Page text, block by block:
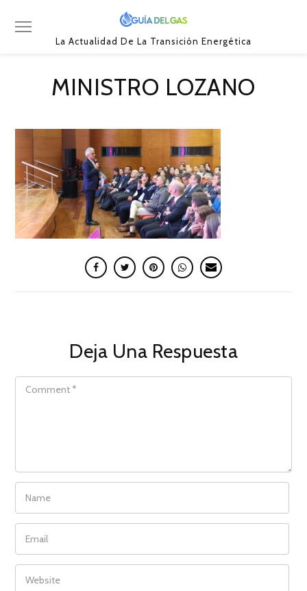
La Actualidad De La Transición Energética
MINISTRO LOZANO
Deja Una Respuesta
COMMENT
NAME
EMAIL
WEBSITE